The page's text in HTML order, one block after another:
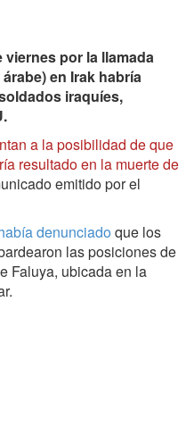
por la llamada
en Irak habría
iraquíes,
a la posibilidad de que
resultado en la muerte de
emitido por el
denunciado que los
las posiciones de
Faluya, ubicada en la